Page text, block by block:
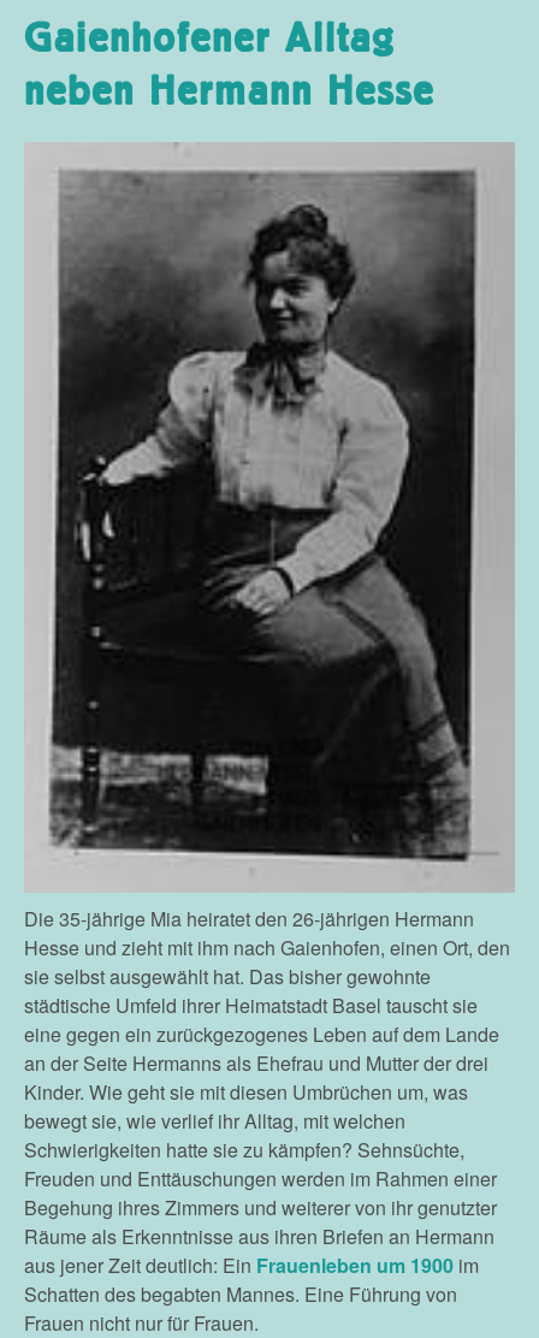
Gaienhofener Alltag
neben Hermann Hesse
Die 35-jährige Mia heiratet den 26-jährigen Hermann
Hesse und zieht mit ihm nach Gaienhofen, einen Ort, den
sie selbst ausgewählt hat. Das bisher gewohnte
städtische Umfeld ihrer Heimatstadt Basel tauscht sie
eine gegen ein zurückgezogenes Leben auf dem Lande
an der Seite Hermanns als Ehefrau und Mutter der drei
Kinder. Wie geht sie mit diesen Umbrüchen um, was
bewegt sie, wie verlief ihr Alltag, mit welchen
Schwierigkeiten hatte sie zu kämpfen? Sehnsüchte,
Freuden und Enttäuschungen werden im Rahmen einer
Begehung ihres Zimmers und weiterer von ihr genutzter
Räume als Erkenntnisse aus ihren Briefen an Hermann
aus jener Zeit deutlich: Ein Frauenleben um 1900 im
Schatten des begabten Mannes. Eine Führung von
Frauen nicht nur für Frauen.